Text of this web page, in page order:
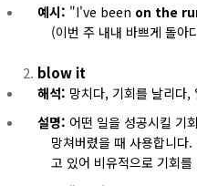
예시: "I've been on the
(이번 주 내내 바쁘게 돌아
blow it
해석: 망치다, 기회를 날리다,
설명: 어떤 일을 성공시킬 기
망쳐버렸을 때 사용합니
고 있어 비유적으로 기회